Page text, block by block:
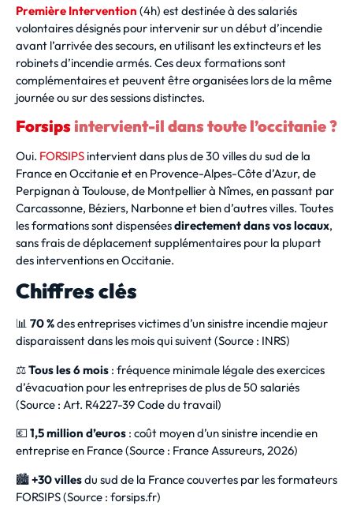
Première Intervention (4h) est destinée à des salariés
volontaires désignés pour intervenir sur un début d’incendie
avant l’arrivée des secours, en utilisant les extincteurs et les
robinets d’incendie armés. Ces deux formations sont
complémentaires et peuvent être organisées lors de la même
journée ou sur des sessions distinctes.
Forsips intervient-il dans toute l’occitanie ?
Oui. FORSIPS intervient dans plus de 30 villes du sud de la
France en Occitanie et en Provence-Alpes-Côte d’Azur, de
Perpignan à Toulouse, de Montpellier à Nîmes, en passant par
Carcassonne, Béziers, Narbonne et bien d’autres villes. Toutes
les formations sont dispenséesdirectement dans vos locaux,
sans frais de déplacement supplémentaires pour la plupart
des interventions en Occitanie.
Chiffres clés
📊 70 %des entreprises victimes d’un sinistre incendie majeur
disparaissent dans les mois qui suivent (Source : INRS)
⚖️Tous les 6 mois : fréquence minimale légale des exercices
d’évacuation pour les entreprises de plus de 50 salariés
(Source : Art. R4227-39 Code du travail)
💶 1,5 million d’euros : coût moyen d’un sinistre incendie en
entreprise en France (Source : France Assureurs, 2026)
🏙️+30 villesdu sud de la France couvertes par les formateurs
FORSIPS (Source : forsips.fr)